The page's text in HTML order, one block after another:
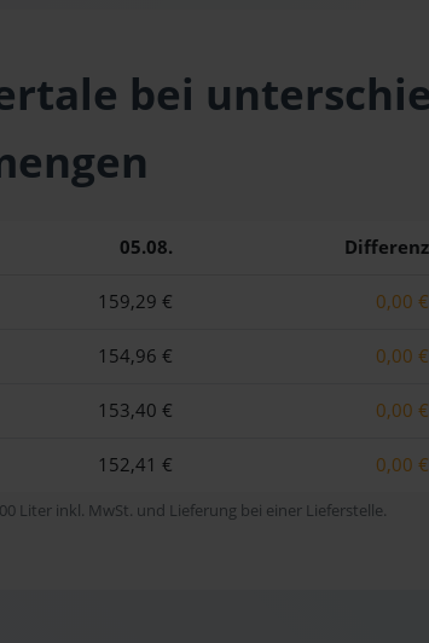
bei
05.08. Differenz
159,29 € 0,00 €
154,96 € 0,00 €
153,40 € 0,00 €
152,41 € 0,00 €
Liter inkl. MwSt. und Lieferung bei einer Lieferstelle.